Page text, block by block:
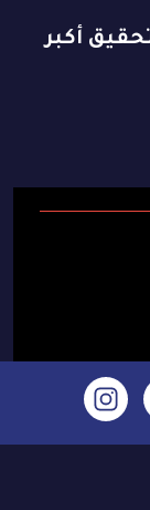
أكبر